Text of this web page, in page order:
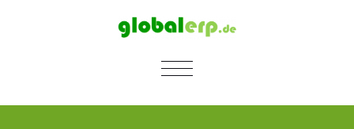
SCHALTE NAVIGATION